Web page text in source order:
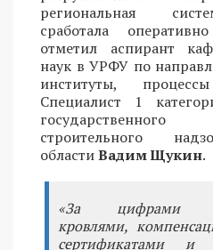
региональная
сработала
отметил аспирант
наук в УРФУ по
институты,
Специалист 1
строительного
областиВадим Щукин.
«За цифрами
кровлями,
сертификатами и